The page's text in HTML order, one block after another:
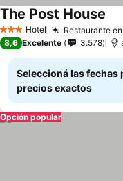
3 Estrellas
Hotel Restaurante
The Post House
8,6 Excelente 3.578
Seleccioná las fechas
precios exactos
Opción popular